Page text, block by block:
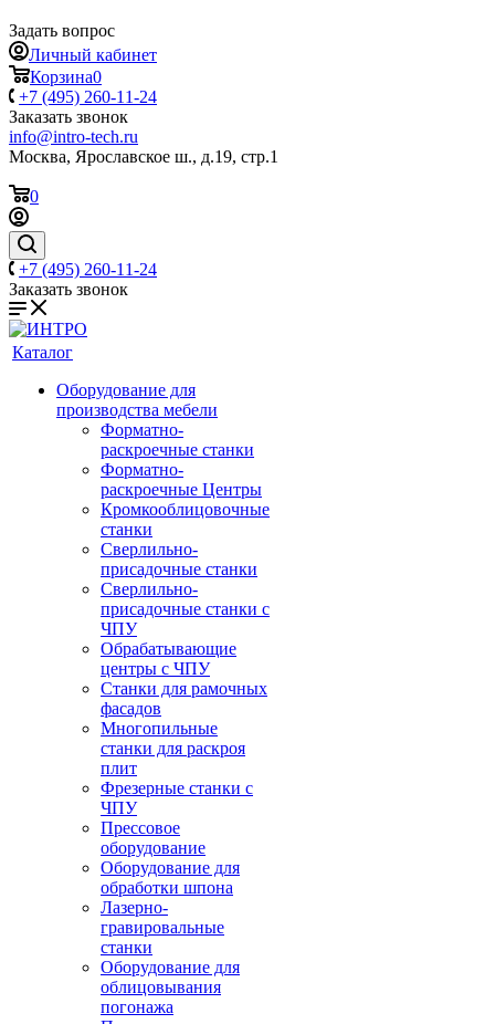
Задать вопрос
Личный кабинет
Корзина0
+7 (495) 260-11-24
Заказать звонок
info@intro-tech.ru
Москва, Ярославское ш., д.19, стр.1
0
+7 (495) 260-11-24
Заказать звонок
Каталог
Оборудование для
производства мебели
Форматно-
раскроечные станки
Форматно-
раскроечные Центры
Кромкооблицовочные
станки
Сверлильно-
присадочные станки
Сверлильно-
присадочные станки с
ЧПУ
Обрабатывающие
центры с ЧПУ
Станки для рамочных
фасадов
Многопильные
станки для раскроя
плит
Фрезерные станки с
ЧПУ
Прессовое
оборудование
Оборудование для
обработки шпона
Лазерно-
гравировальные
станки
Оборудование для
облицовывания
погонажа